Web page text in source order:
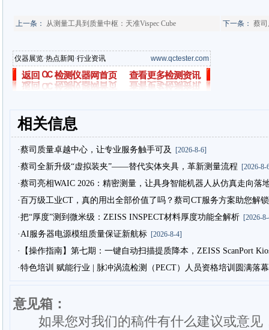
上一条： 从测量工具到质量中枢：天准Vispec Cube 下一条： 蔡
仪器展览·热点新闻·行业资讯 www.qctester.com
相关信息
·蔡司质量卓越中心，让专业服务触手可及 [2026-8-6]
·蔡司全新升级“虚拟装夹”——替代实体夹具，革新测量流程 [2026-8-
·蔡司亮相WAIC 2026：精密测量，让具身智能机器人从仿真走向落
·百万级工业CT，真的用出全部价值了吗？蔡司CT服务方案助您解
·把“厚度”测到微米级：ZEISS INSPECT材料厚度功能全解析[2026-8-
·AI服务器电源模组质量保证新航标[2026-8-4]
·【操作指南】第七期：一键自动扫描提质降本，ZEISS ScanPort
·特色培训 赋能行业 | 脉冲涡流检测（PECT）人员资格培训圆满落幕
意见箱：
如果您对我们的稿件有什么建议或意见